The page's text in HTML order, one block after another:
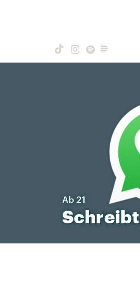
Ab 21
Schreibt